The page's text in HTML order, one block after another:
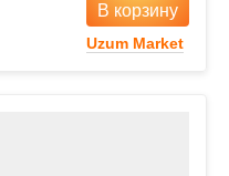
В корзину
Uzum Market